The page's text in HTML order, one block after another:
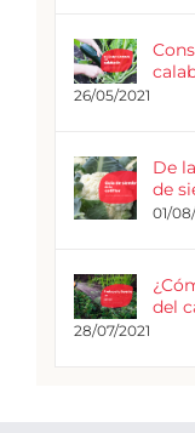
26/05/2021
De
de
01/
del
28/07/2021